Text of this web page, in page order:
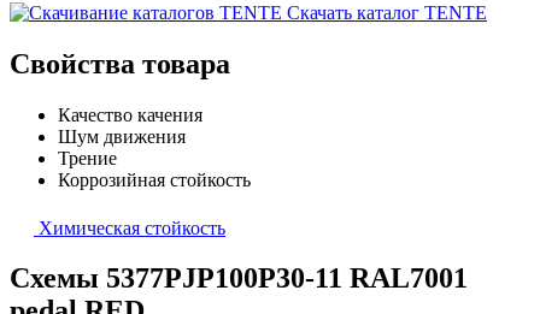
Скачать каталог TENTE
Свойства товара
Качество качения
Шум движения
Трение
Коррозийная стойкость
Химическая стойкость
Схемы 5377PJP100P30-11 RAL7001